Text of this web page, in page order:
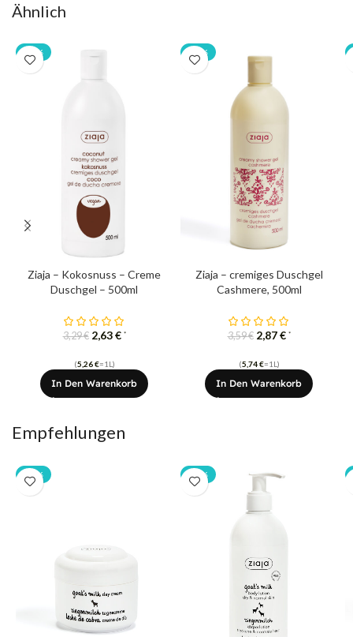
Ähnlich
-20%
Ziaja – Kokosnuss – Creme
Duschgel – 500ml
3,29€ 2,63€ *
(5,26€=1L)
In Den Warenkorb
-20%
Ziaja – cremiges Duschgel
Cashmere, 500ml
3,59€ 2,87€ *
(5,74€=1L)
In Den Warenkorb
Empfehlungen
-20% -20%